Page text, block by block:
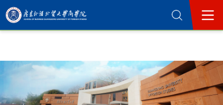
365英国上市公司(集团)官方网站-Official